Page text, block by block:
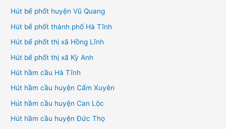
Hút bể phốt huyện Vũ Quang
Hút bể phốt thành phố Hà Tĩnh
Hút bể phốt thị xã Hồng Lĩnh
Hút bể phốt thị xã Kỳ Anh
Hút hầm cầu Hà Tĩnh
Hút hầm cầu huyện Cẩm Xuyên
Hút hầm cầu huyện Can Lộc
Hút hầm cầu huyện Đức Thọ